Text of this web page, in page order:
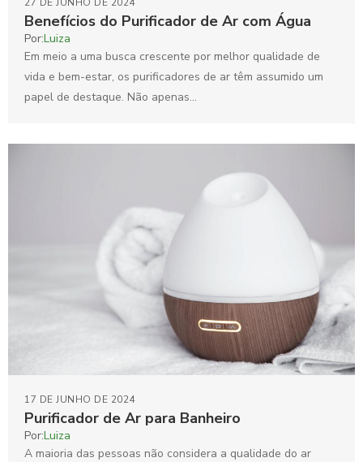
Benefícios do Purificador de Ar com Água
Por:Luiza
Em meio a uma busca crescente por melhor qualidade de
vida e bem-estar, os purificadores de ar têm assumido um
papel de destaque. Não apenas...
Purificador de Ar para Banheiro
17 DE JUNHO DE 2024
Por:Luiza
A maioria das pessoas não considera a qualidade do ar